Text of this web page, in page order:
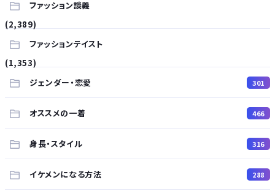
ファッション談義
(2,389)
ファッションテイスト
(1,353)
ジェンダー・恋愛
301
オススメの一着 466
身長・スタイル 316
イケメンになる方法 288